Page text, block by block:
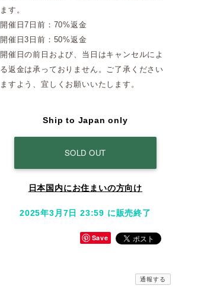
ます。
開催日7日前：70%返金
開催日3日前：50%返金
開催日の前日および、当日はキャンセルによ
る返金は承っておりません。ご了承ください
ますよう、宜しくお願いいたします。
Ship to Japan only
SOLD OUT
日本国内にお住まいの方向け
2025年3月7日 23:59 に販売終了
Save
通報する